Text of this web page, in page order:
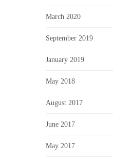
March 2020
September 2019
January 2019
May 2018
August 2017
June 2017
May 2017